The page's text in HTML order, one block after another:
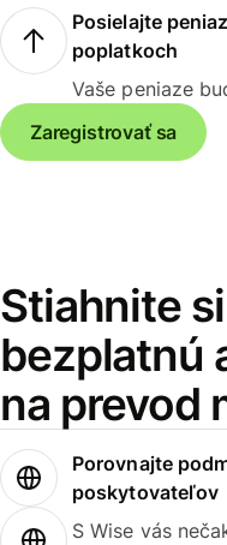
Posielajte
poplatkoch
Vaše peniaze
Zaregistrovať sa
Stiahnite
bezplatnú
na prevod
Porovnajte
poskytovateľov
S Wise vás